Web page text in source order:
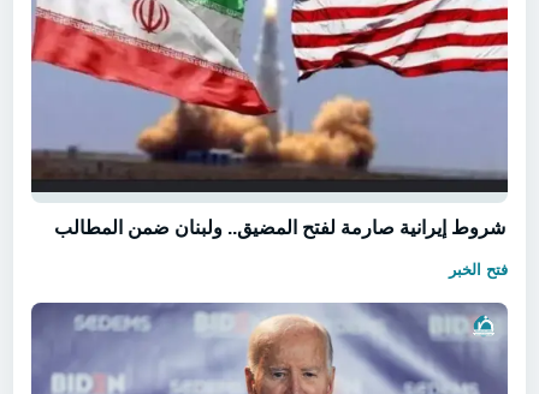
شروط إيرانية صارمة لفتح المضيق.. ولبنان ضمن المطالب
فتح الخبر